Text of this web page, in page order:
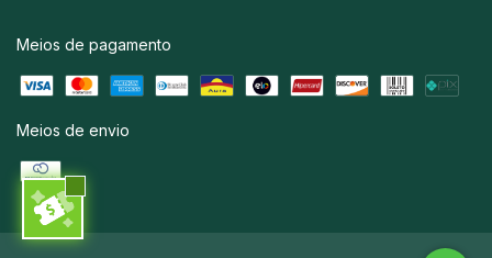
Meios de pagamento
Meios de envio